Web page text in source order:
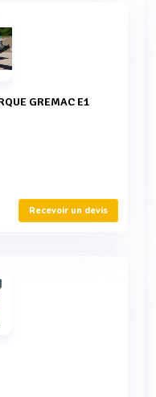
GREMAC E1
Recevoir un devis